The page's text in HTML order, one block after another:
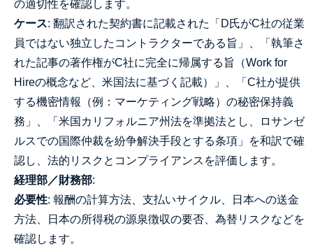
の適切性を確認します。
ケース: 翻訳された契約書に記載された「D氏がC社の従業
員ではない独立したコントラクターである旨」、「執筆さ
れた記事の著作権がC社に完全に帰属する旨（Work for
Hireの概念など、米国法に基づく記載）」、「C社が提供
する機密情報（例：マーケティング戦略）の秘密保持義
務」、「米国カリフォルニア州法を準拠法とし、ロサンゼ
ルスでの国際仲裁を紛争解決手段とする条項」を和訳で確
認し、法的リスクとコンプライアンスを評価します。
経理部／財務部:
必要性: 報酬の計算方法、支払いサイクル、日本への送金
方法、日本の所得税の源泉徴収の要否、為替リスクなどを
確認します。